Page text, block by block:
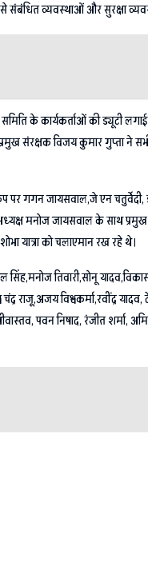
से संबंधित व्यवस्थाओं और सुरक्षा
के कार्यकर्ताओं की ड्यूटी
संरक्षक विजय कुमार गुप्ता
पर गगन जायसवाल,जे एन
अध्यक्ष मनोज जायसवाल के
यात्रा को चलाएमान रख रहे थे।
तिवारी,सोनू
चंद्र राजू,अजय
पवन निषाद, रंजीत